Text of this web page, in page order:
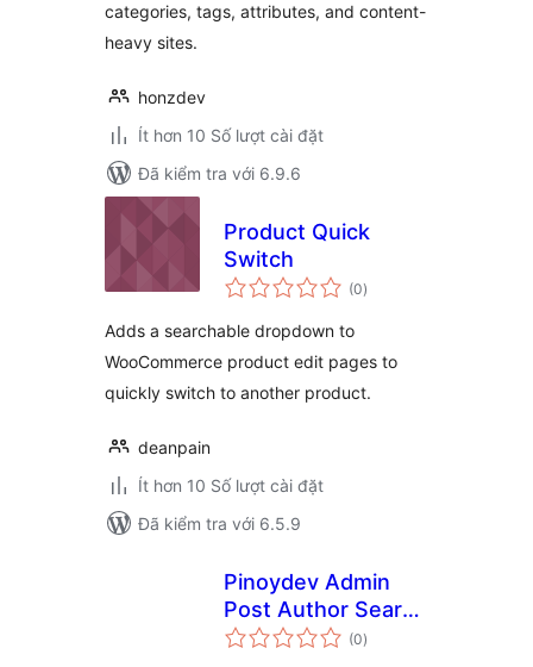
categories, tags, attributes, and content-
heavy sites.
honzdev
Ít hơn 10 Số lượt cài đặt
Đã kiểm tra với 6.9.6
Product Quick
Switch
(0tổng
đánh
)
Adds a searchable dropdown to
WooCommerce product edit pages to
quickly switch to another product.
deanpain
Ít hơn 10 Số lượt cài đặt
Đã kiểm tra với 6.5.9
Pinoydev Admin
Post Author Search
Filter
(0tổng
đánh
)